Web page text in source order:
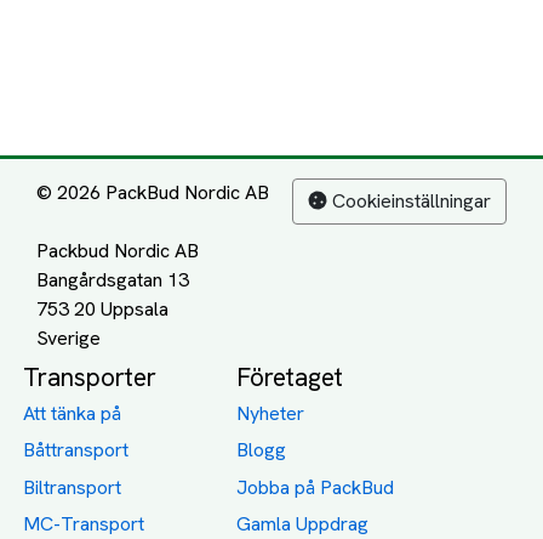
© 2026 PackBud Nordic AB
Packbud Nordic AB
Bangårdsgatan 13
753 20 Uppsala
Cookieinställningar
Transporter
Att tänka på
Båttransport
Biltransport
MC-Transport
Företaget
Nyheter
Blogg
Jobba på PackBud
Gamla Uppdrag